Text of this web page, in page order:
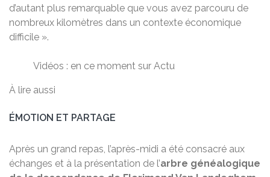
d’autant plus remarquable que vous avez parcouru de
nombreux kilomètres dans un contexte économique
difficile ».
Vidéos : en ce moment sur Actu
À lire aussi
ÉMOTION ET PARTAGE
Après un grand repas, l’après-midi a été consacré aux
échanges et à la présentation de l’arbre généalogique